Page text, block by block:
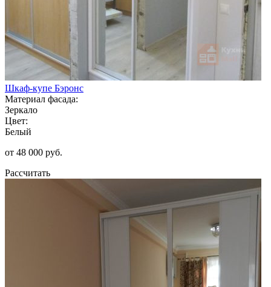
Шкаф-купе Бэронс
Материал фасада:
Зеркало
Цвет:
Белый
от 48 000 руб.
Рассчитать